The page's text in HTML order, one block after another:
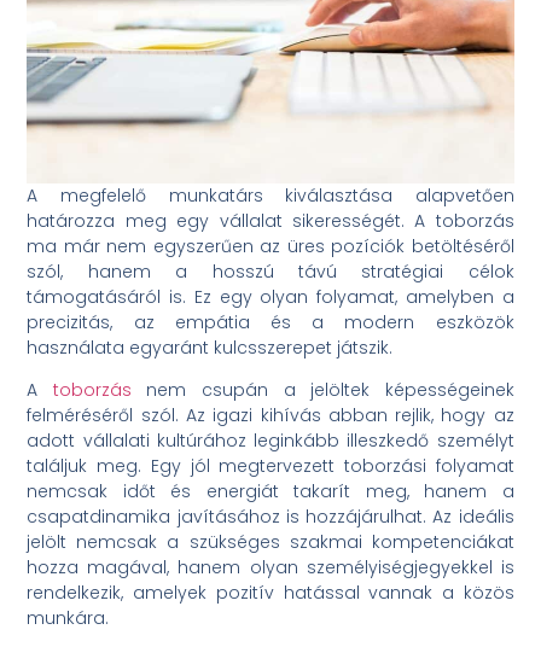
A megfelelő munkatárs kiválasztása alapvetően
határozza meg egy vállalat sikerességét. A toborzás
ma már nem egyszerűen az üres pozíciók betöltéséről
szól, hanem a hosszú távú stratégiai célok
támogatásáról is. Ez egy olyan folyamat, amelyben a
precizitás, az empátia és a modern eszközök
használata egyaránt kulcsszerepet játszik.
A toborzás nem csupán a jelöltek képességeinek
felméréséről szól. Az igazi kihívás abban rejlik, hogy az
adott vállalati kultúrához leginkább illeszkedő személyt
találjuk meg. Egy jól megtervezett toborzási folyamat
nemcsak időt és energiát takarít meg, hanem a
csapatdinamika javításához is hozzájárulhat. Az ideális
jelölt nemcsak a szükséges szakmai kompetenciákat
hozza magával, hanem olyan személyiségjegyekkel is
rendelkezik, amelyek pozitív hatással vannak a közös
munkára.